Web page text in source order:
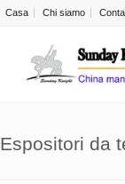
Casa Chi siamo
Espositori da